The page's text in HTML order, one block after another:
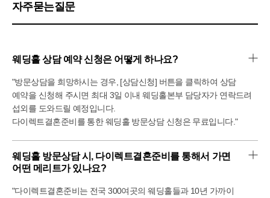
자주묻는질문
웨딩홀 상담 예약 신청은 어떻게 하나요?
"방문상담을 희망하시는 경우, [상담신청] 버튼을 클릭하여 상담
예약을 신청해 주시면 최대 3일 이내 웨딩홀본부 담당자가 연락드려
섭외를 도와드릴 예정입니다.
다이렉트결혼준비를 통한 웨딩홀 방문상담 신청은 무료입니다."
웨딩홀 방문상담 시, 다이렉트결혼준비를 통해서 가면
어떤 메리트가 있나요?
"다이렉트결혼준비는 전국 300여곳의 웨딩홀들과 10년 가까이